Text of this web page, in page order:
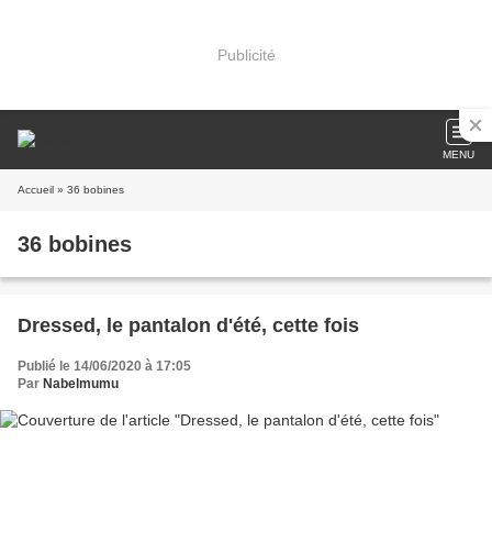
Publicité
MENU
Accueil » 36 bobines
36 bobines
Dressed, le pantalon d'été, cette fois
Publié le 14/06/2020 à 17:05
Par Nabelmumu